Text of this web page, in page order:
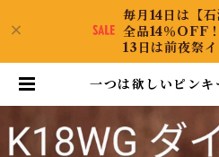
毎月14日は【石
全品14％OFF！
13日は前夜祭イ
一つは欲しいピンキ